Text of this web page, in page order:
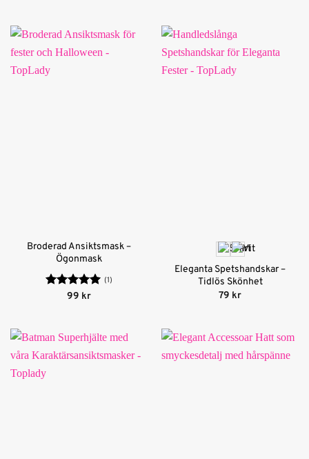
Broderad Ansiktsmask –
Ögonmask
Betygsatt
(1)
99 kr
Eleganta Spetshandskar –
Tidlös Skönhet
79 kr